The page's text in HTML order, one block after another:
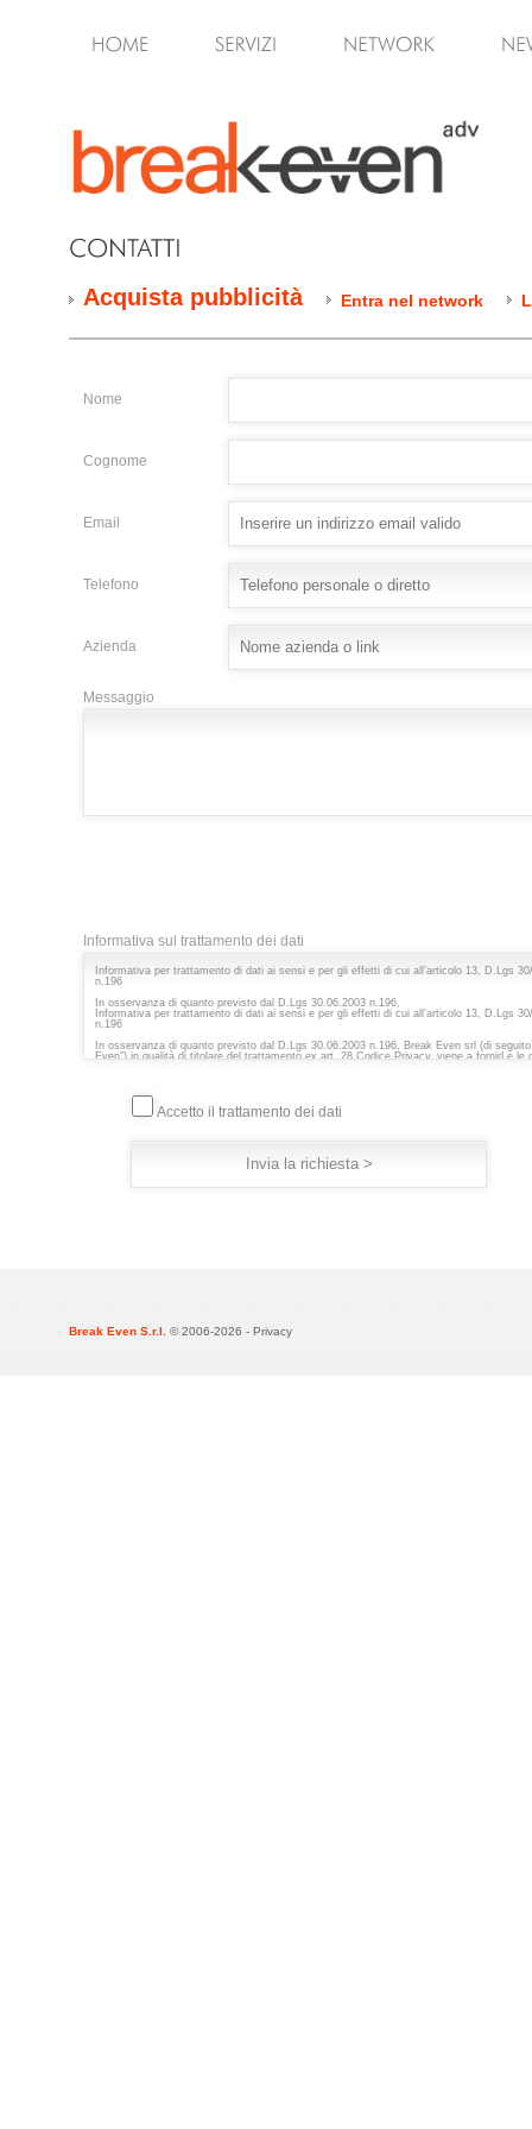
Acquista pubblicità Entra nel network
Nome
Cognome
Email
Telefono
Azienda
Messaggio
Informativa sul trattamento dei dati
Accetto il trattamento dei dati
Break Even S.r.l. © 2006-2026 - Privacy